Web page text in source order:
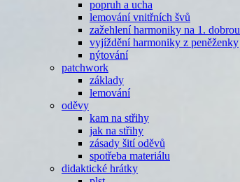
popruh a ucha
lemování vnitřních švů
zažehlení harmoniky na 1. dobrou
vyjíždění harmoniky z peněženky
nýtování
patchwork
základy
lemování
oděvy
kam na střihy
jak na střihy
zásady šití oděvů
spotřeba materiálu
didaktické hrátky